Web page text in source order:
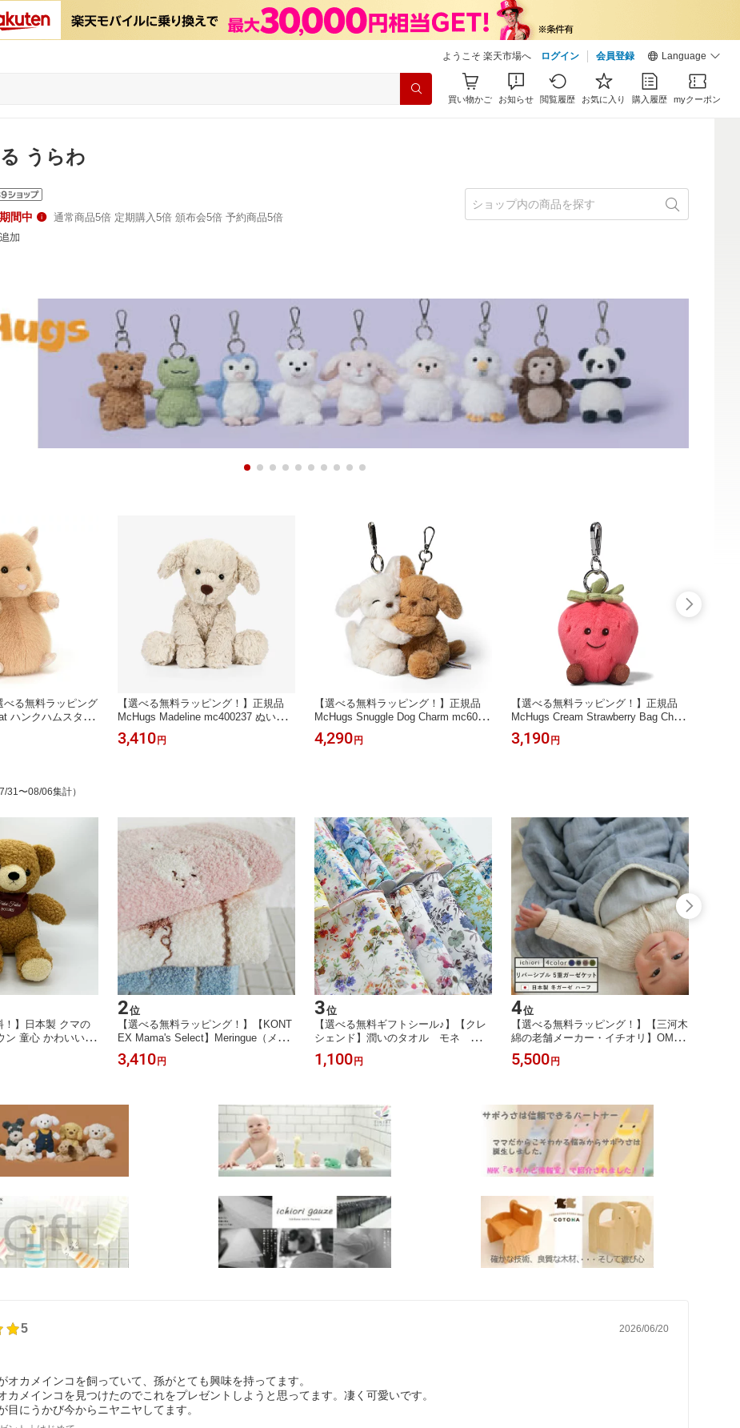
ようこそ 楽天市場へ ログイン 会員登録 Language
買い物かご お知らせ 閲覧履歴 お気に入り 購入履歴 myクーポン
うらわ
間中 通常商品5倍 定期購入5倍 頒布会5倍 予約商品5倍
べる無料ラッピング
ハンクハムスター
キャット イギリ
女 ぬいぐるみ 動物
【選べる無料ラッピング！】正規品
McHugs Madeline mc400237 ぬいぐ
るみ イヌ いぬ マックハグス イギリ
ス ふわふわ かわいい 幼児 保育園 孫
3,410 円
【選べる無料ラッピング！】正規品
McHugs Snuggle Dog Charm mc6001
11 バッグチャーム イヌ 子犬 マック
ハグス イギリス ふわふわ かわいい
4,290 円
【選べる無料ラッピング！】正規品
McHugs Cream Strawberry Bag Char
m mc600285b バッグチャーム イチゴ
フルーツ マックハグス イギリス ふわ
3,190 円
31〜08/06集計）
！】日本製 クマの
ン 童心 かわいい キ
ま ベア
2位
【選べる無料ラッピング！】【KONT
EX Mama's Select】Meringue（メレ
ンゲ）バスタオル コンテックス 日本
製 ベビー キッズ ナチュラル お祝い
3,410 円
3位
【選べる無料ギフトシール♪】【クレ
シェンド】潤いのタオル モネ タオ
ルハンカチ 日本製 プチギフト ナチュ
ラル 卒業 退職 異動
1,100 円
4位
【選べる無料ラッピング！】【三河木
綿の老舗メーカー・イチオリ】OMUT
I-オムティ ハーフ ガーゼケット ブラ
ンケット 肌掛け おくるみ ベビーケッ
5,500 円
5 2026/06/20
オカメインコを飼っていて、孫がとても興味を持ってます。
カメインコを見つけたのでこれをプレゼントしようと思ってます。凄く可愛いです。
目にうかび今からニヤニヤしてます。